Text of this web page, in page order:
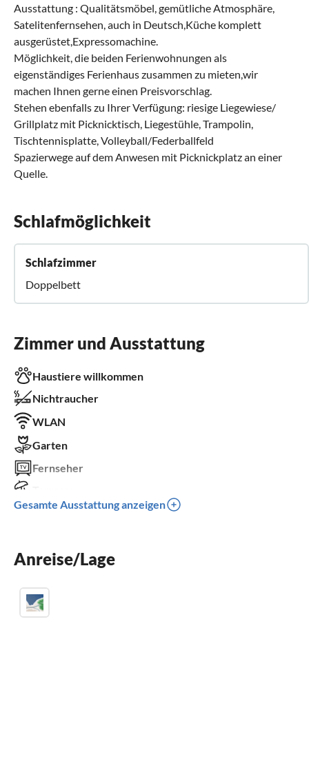
Ausstattung : Qualitätsmöbel, gemütliche Atmosphäre,
Satelitenfernsehen, auch in Deutsch,Küche komplett
ausgerüstet,Expressomachine.
Möglichkeit, die beiden Ferienwohnungen als
eigenständiges Ferienhaus zusammen zu mieten,wir
machen Ihnen gerne einen Preisvorschlag.
Stehen ebenfalls zu Ihrer Verfügung: riesige Liegewiese/
Grillplatz mit Picknicktisch, Liegestühle, Trampolin,
Tischtennisplatte, Volleyball/Federballfeld
Spazierwege auf dem Anwesen mit Picknickplatz an einer
Quelle.
Schlafmöglichkeit
Schlafzimmer
Doppelbett
Zimmer und Ausstattung
Haustiere willkommen
Nichtraucher
WLAN
Garten
Fernseher
Spülmaschine
Kamin
Gesamte Ausstattung anzeigen
Anreise/Lage